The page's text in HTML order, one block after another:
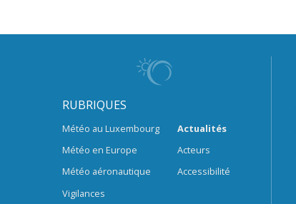
RUBRIQUES
Météo au Luxembourg
Météo en Europe
Météo aéronautique
Vigilances
Actualités
Acteurs
Accessibilité